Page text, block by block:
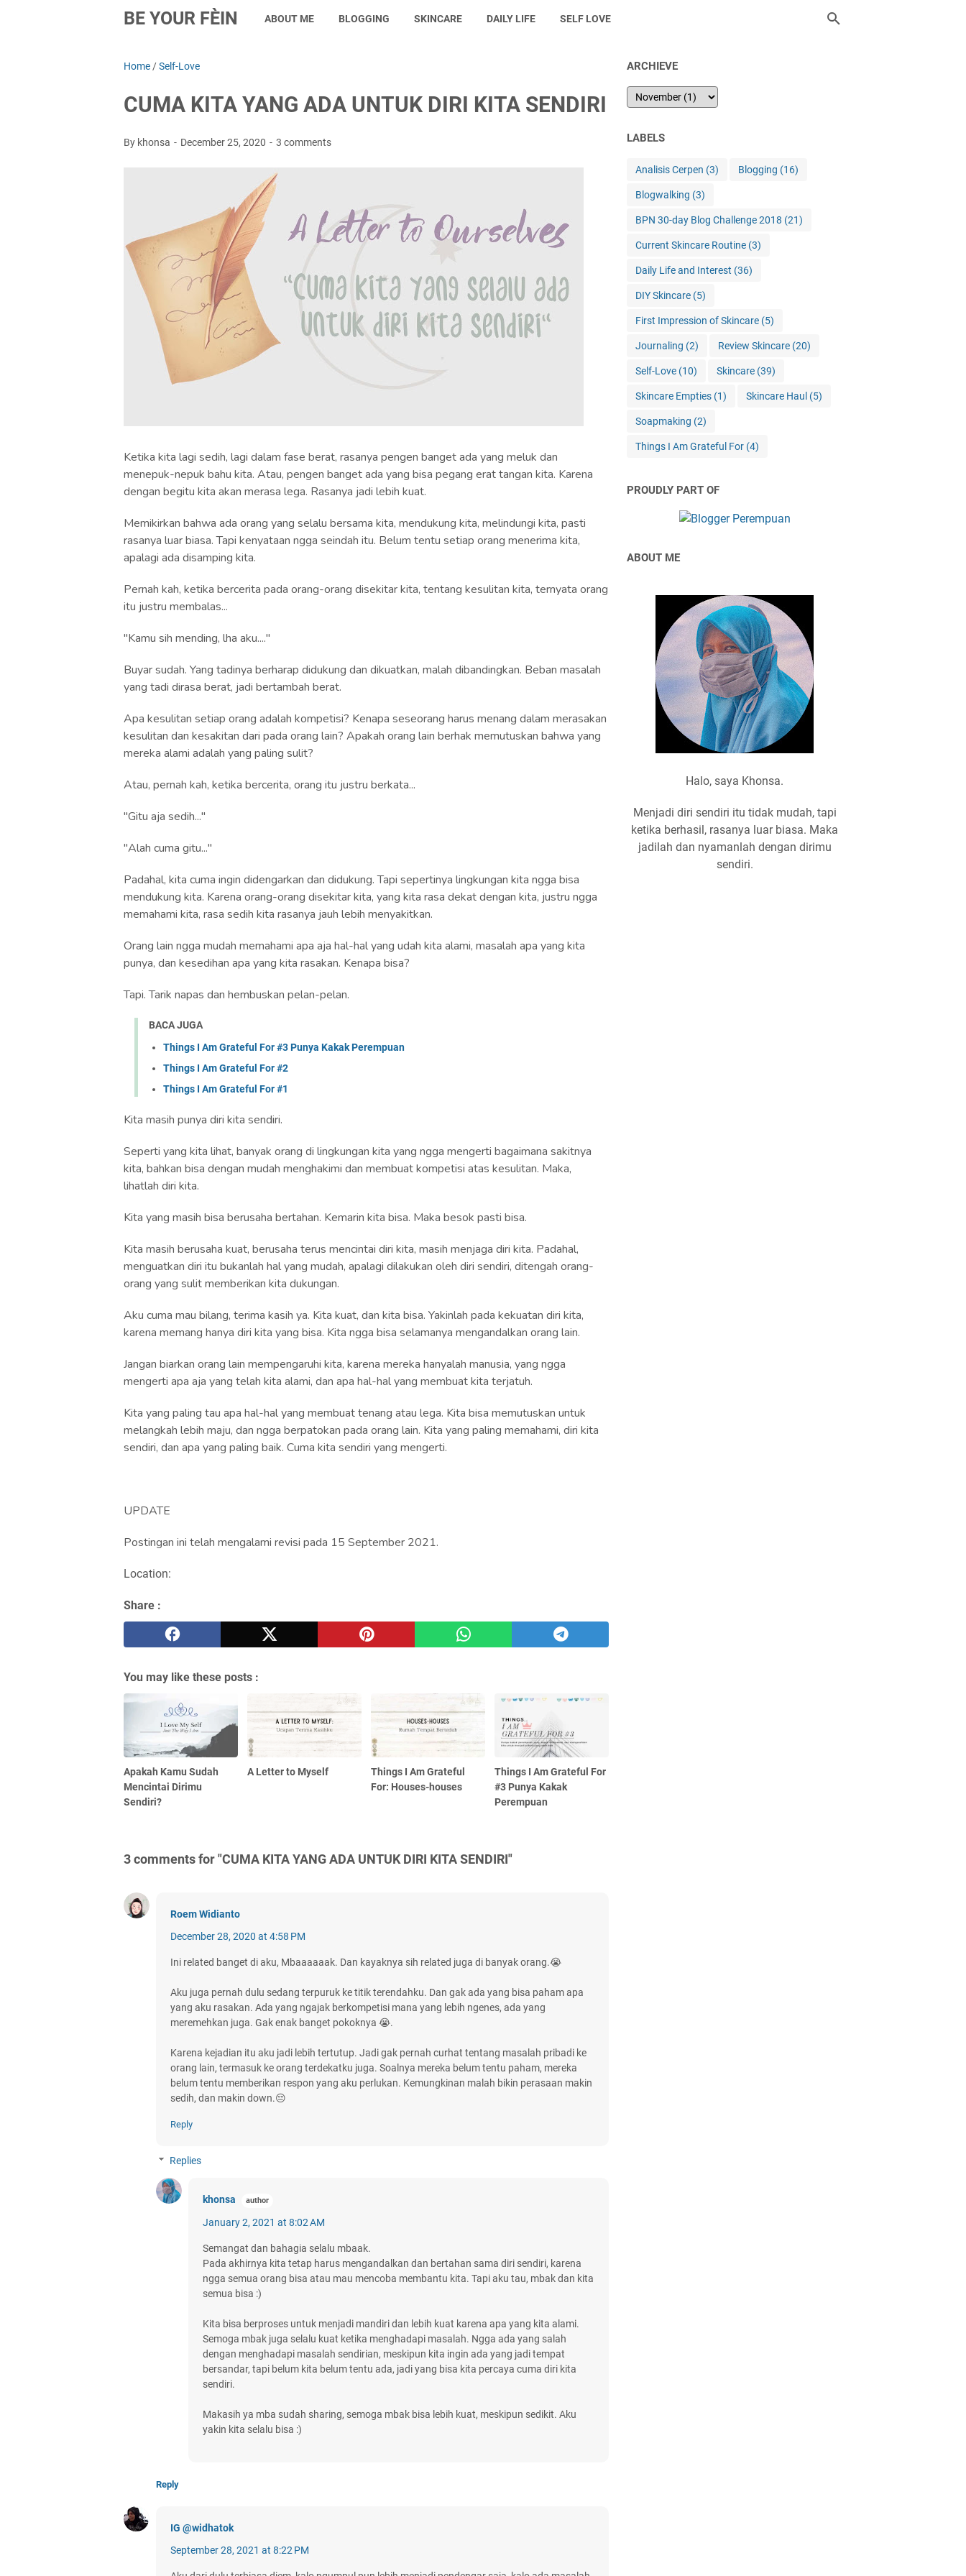
BE YOUR FÈIN ABOUT ME BLOGGING SKINCARE DAILY LIFE SELF LOVE
Home /Self-Love
CUMA KITA YANG ADA UNTUK DIRI KITA SENDIRI
By khonsa December 25, 2020 3 comments
Ketika kita lagi sedih, lagi dalam fase berat, rasanya pengen banget ada yang meluk dan
menepuk-nepuk bahu kita. Atau, pengen banget ada yang bisa pegang erat tangan kita. Karena
dengan begitu kita akan merasa lega. Rasanya jadi lebih kuat.
Memikirkan bahwa ada orang yang selalu bersama kita, mendukung kita, melindungi kita, pasti
rasanya luar biasa. Tapi kenyataan ngga seindah itu. Belum tentu setiap orang menerima kita,
apalagi ada disamping kita.
Pernah kah, ketika bercerita pada orang-orang disekitar kita, tentang kesulitan kita, ternyata orang
itu justru membalas...
"Kamu sih mending, lha aku...."
Buyar sudah. Yang tadinya berharap didukung dan dikuatkan, malah dibandingkan. Beban masalah
yang tadi dirasa berat, jadi bertambah berat.
Apa kesulitan setiap orang adalah kompetisi? Kenapa seseorang harus menang dalam merasakan
kesulitan dan kesakitan dari pada orang lain? Apakah orang lain berhak memutuskan bahwa yang
mereka alami adalah yang paling sulit?
Atau, pernah kah, ketika bercerita, orang itu justru berkata...
"Gitu aja sedih..."
"Alah cuma gitu..."
Padahal, kita cuma ingin didengarkan dan didukung. Tapi sepertinya lingkungan kita ngga bisa
mendukung kita. Karena orang-orang disekitar kita, yang kita rasa dekat dengan kita, justru ngga
memahami kita, rasa sedih kita rasanya jauh lebih menyakitkan.
Orang lain ngga mudah memahami apa aja hal-hal yang udah kita alami, masalah apa yang kita
punya, dan kesedihan apa yang kita rasakan. Kenapa bisa?
Tapi. Tarik napas dan hembuskan pelan-pelan.
BACA JUGA
Things I Am Grateful For #3 Punya Kakak Perempuan
Things I Am Grateful For #2
Things I Am Grateful For #1
Kita masih punya diri kita sendiri.
Seperti yang kita lihat, banyak orang di lingkungan kita yang ngga mengerti bagaimana sakitnya
kita, bahkan bisa dengan mudah menghakimi dan membuat kompetisi atas kesulitan. Maka,
lihatlah diri kita.
Kita yang masih bisa berusaha bertahan. Kemarin kita bisa. Maka besok pasti bisa.
Kita masih berusaha kuat, berusaha terus mencintai diri kita, masih menjaga diri kita. Padahal,
menguatkan diri itu bukanlah hal yang mudah, apalagi dilakukan oleh diri sendiri, ditengah orang-
orang yang sulit memberikan kita dukungan.
Aku cuma mau bilang, terima kasih ya. Kita kuat, dan kita bisa. Yakinlah pada kekuatan diri kita,
karena memang hanya diri kita yang bisa. Kita ngga bisa selamanya mengandalkan orang lain.
Jangan biarkan orang lain mempengaruhi kita, karena mereka hanyalah manusia, yang ngga
mengerti apa aja yang telah kita alami, dan apa hal-hal yang membuat kita terjatuh.
Kita yang paling tau apa hal-hal yang membuat tenang atau lega. Kita bisa memutuskan untuk
melangkah lebih maju, dan ngga berpatokan pada orang lain. Kita yang paling memahami, diri kita
sendiri, dan apa yang paling baik. Cuma kita sendiri yang mengerti.
UPDATE
Postingan ini telah mengalami revisi pada 15 September 2021.
Location:
Share :
You may like these posts :
Apakah Kamu Sudah
Mencintai Dirimu
Sendiri?
A Letter to Myself
Things I Am Grateful
For: Houses-houses
Things I Am Grateful For
#3 Punya Kakak
Perempuan
3 comments for "CUMA KITA YANG ADA UNTUK DIRI KITA SENDIRI"
Roem Widianto
December 28, 2020 at 4:58 PM
Ini related banget di aku, Mbaaaaaak. Dan kayaknya sih related juga di banyak orang.😭
Aku juga pernah dulu sedang terpuruk ke titik terendahku. Dan gak ada yang bisa paham apa
yang aku rasakan. Ada yang ngajak berkompetisi mana yang lebih ngenes, ada yang
meremehkan juga. Gak enak banget pokoknya 😭.
Karena kejadian itu aku jadi lebih tertutup. Jadi gak pernah curhat tentang masalah pribadi ke
orang lain, termasuk ke orang terdekatku juga. Soalnya mereka belum tentu paham, mereka
belum tentu memberikan respon yang aku perlukan. Kemungkinan malah bikin perasaan makin
sedih, dan makin down.😔
Reply
Replies
khonsa
January 2, 2021 at 8:02 AM
Semangat dan bahagia selalu mbaak.
Pada akhirnya kita tetap harus mengandalkan dan bertahan sama diri sendiri, karena
ngga semua orang bisa atau mau mencoba membantu kita. Tapi aku tau, mbak dan kita
semua bisa :)
Kita bisa berproses untuk menjadi mandiri dan lebih kuat karena apa yang kita alami.
Semoga mbak juga selalu kuat ketika menghadapi masalah. Ngga ada yang salah
dengan menghadapi masalah sendirian, meskipun kita ingin ada yang jadi tempat
bersandar, tapi belum kita belum tentu ada, jadi yang bisa kita percaya cuma diri kita
sendiri.
Makasih ya mba sudah sharing, semoga mbak bisa lebih kuat, meskipun sedikit. Aku
yakin kita selalu bisa :)
Reply
IG @widhatok
September 28, 2021 at 8:22 PM
ARCHIEVE
LABELS
Analisis Cerpen (3) Blogging (16)
Blogwalking (3)
BPN 30-day Blog Challenge 2018 (21)
Current Skincare Routine (3)
Daily Life and Interest (36)
DIY Skincare (5)
First Impression of Skincare (5)
Journaling (2) Review Skincare (20)
Self-Love (10) Skincare (39)
Skincare Empties (1) Skincare Haul (5)
Soapmaking (2)
Things I Am Grateful For (4)
PROUDLY PART OF
ABOUT ME
Halo, saya Khonsa.
Menjadi diri sendiri itu tidak mudah, tapi
ketika berhasil, rasanya luar biasa. Maka
jadilah dan nyamanlah dengan dirimu
sendiri.